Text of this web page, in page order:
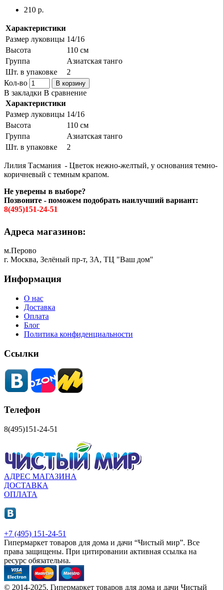
210 р.
Характеристики
Размер луковицы 14/16
Высота
110 см
Группа
Азиатская танго
Шт. в упаковке
2
Кол-во
В корзину
В закладки В сравнение
Характеристики
Размер луковицы 14/16
Высота
110 см
Группа
Азиатская танго
Шт. в упаковке
2
Лилия Тасмания - Цветок нежно-желтый, у основания темно-
коричневый с темным крапом.
Не уверены в выборе?
Позвоните - поможем подобрать наилучший вариант:
8(495)151-24-51
Адреса магазинов:
м.Перово
г. Москва, Зелёный пр-т, 3А, ТЦ "Ваш дом"
Информация
О нас
Доставка
Оплата
Блог
Политика конфиденциальности
Ссылки
Телефон
8(495)151-24-51
АДРЕС МАГАЗИНА
ДОСТАВКА
ОПЛАТА
+7 (495) 151-24-51
Гипермаркет товаров для дома и дачи “Чистый мир”. Все
права защищены. При цитировании активная ссылка на
ресурс обязательна.
© 2014-2025, Гипермаркет товаров для дома и дачи Чистый